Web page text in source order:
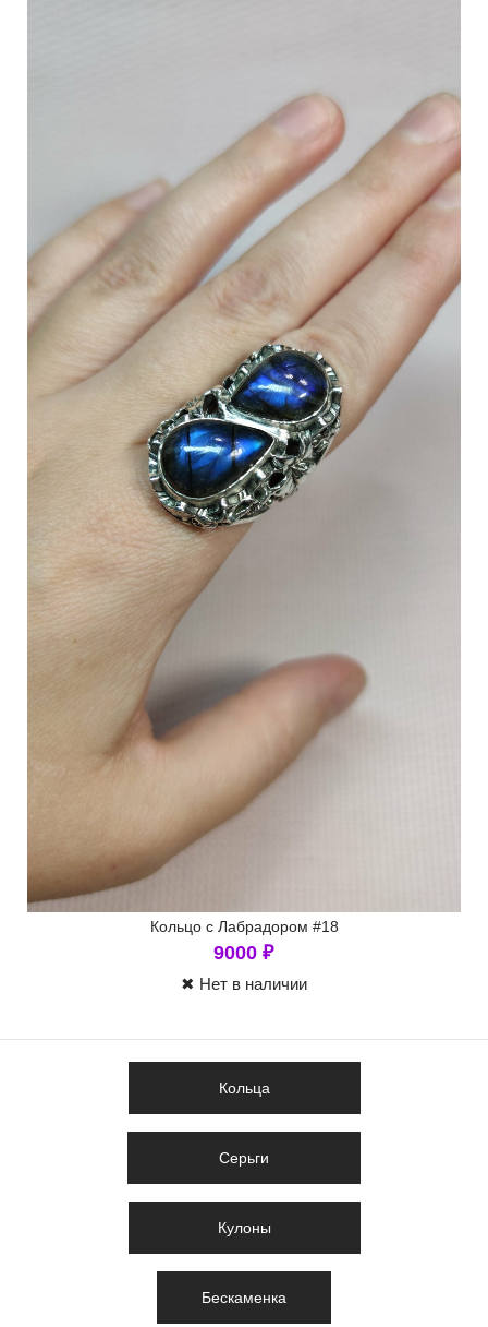
Кольцо с Лабрадором #18
9000 ₽
✖ Нет в наличии
Кольца
Серьги
Кулоны
Бескаменка